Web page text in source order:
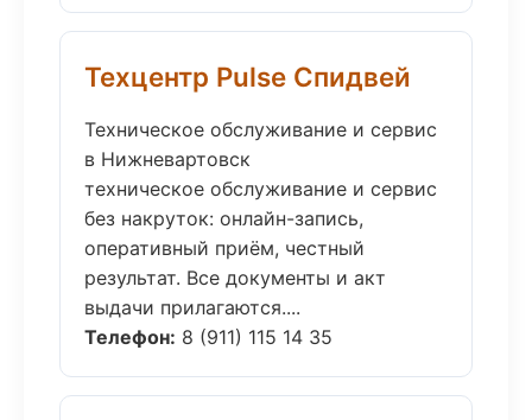
Техцентр Pulse Спидвей
Техническое обслуживание и сервис
в Нижневартовск
техническое обслуживание и сервис
без накруток: онлайн-запись,
оперативный приём, честный
результат. Все документы и акт
выдачи прилагаются....
Телефон: 8 (911) 115 14 35